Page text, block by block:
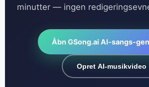
minutter — ingen
Åbn GSong.ai AI-sangs-
Opret AI-musikvideo